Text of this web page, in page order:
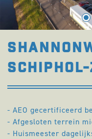
- AEO gecertificeerd
- Afgesloten terrein
- Huismeester